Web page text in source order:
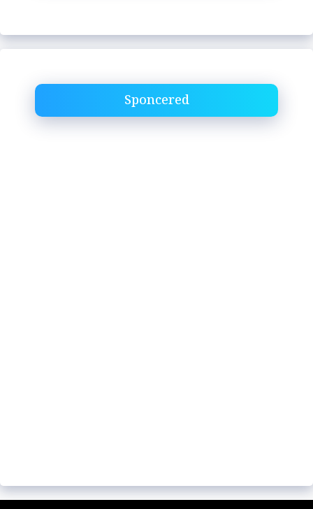
Sponcered